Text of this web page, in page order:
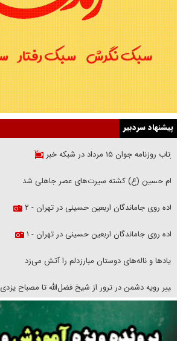
پیشنهاد سردبیر
بازتاب روزنامه جوان ۱۵ مرداد در شبکه خبر
امام حسین (ع) کشته سیرت‌های عصر جاهلی شد
پیاده روی جاماندگان اربعین حسینی در تهران - ۲
پیاده روی جاماندگان اربعین حسینی در تهران - ۱
فریاد‌ها و ناله‌های دوستان مبارزدلم را آتش می‌زد
تغییر رویه دشمن در ترور از شیخ فضل‌الله تا مصباح یزدی
خرید قسطی اولش خنده و آخرش گریه است!